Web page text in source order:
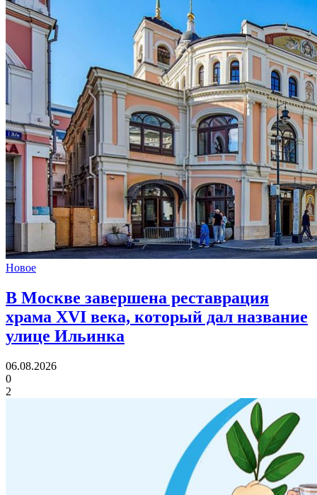
Новое
В Москве завершена реставрация
храма XVI века, который дал название
улице Ильинка
06.08.2026
0
2